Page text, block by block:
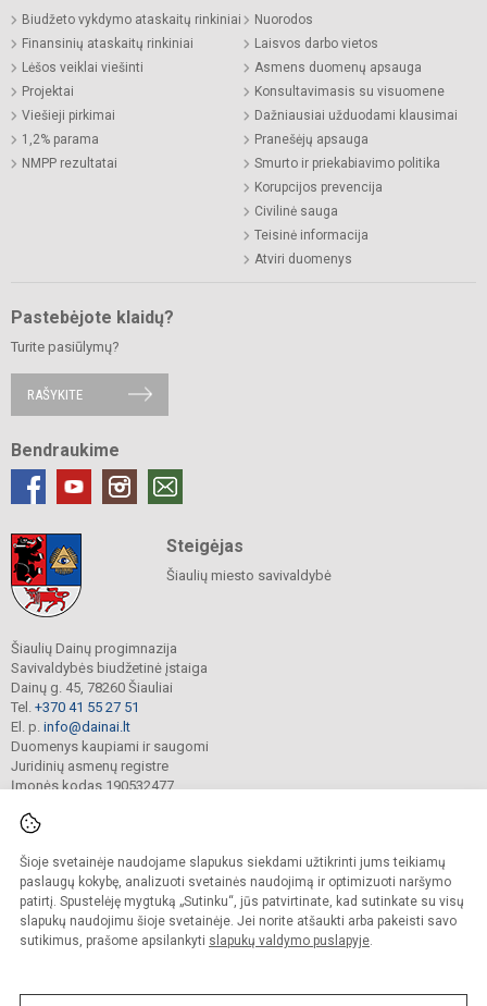
Šioje svetainėje naudojame slapukus siekdami užtikrinti jums teikiamų
paslaugų kokybę, analizuoti svetainės naudojimą ir optimizuoti naršymo
patirtį. Spustelėję mygtuką „Sutinku“, jūs patvirtinate, kad sutinkate su visų
slapukų naudojimu šioje svetainėje. Jei norite atšaukti arba pakeisti savo
sutikimus, prašome apsilankyti slapukų valdymo puslapyje.
Biudžeto vykdymo ataskaitų rinkiniai
Finansinių ataskaitų rinkiniai
Lėšos veiklai viešinti
Projektai
Viešieji pirkimai
1,2% parama
NMPP rezultatai
Nuorodos
Laisvos darbo vietos
Asmens duomenų apsauga
Konsultavimasis su visuomene
Dažniausiai užduodami klausimai
Pranešėjų apsauga
Smurto ir priekabiavimo politika
Korupcijos prevencija
Civilinė sauga
Teisinė informacija
Atviri duomenys
Pastebėjote klaidų?
Turite pasiūlymų?
RAŠYKITE
Bendraukime
Steigėjas
Šiaulių miesto savivaldybė
Šiaulių Dainų progimnazija
Savivaldybės biudžetinė įstaiga
Dainų g. 45, 78260 Šiauliai
Tel. +370 41 55 27 51
El. p. info@dainai.lt
Duomenys kaupiami ir saugomi
Juridinių asmenų registre
Įmonės kodas 190532477
© 2023. Šiaulių Dainų progimnazija. Visos teisės saugomos.
Kopijuoti turinį be raštiško gimnazijos sutikimo griežtai draudžiama.
Prieinamumo paraiška Slapukų politika
Sumanus būdas atnaujinti